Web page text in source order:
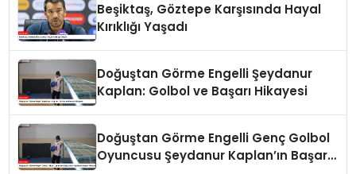
Beşiktaş, Göztepe Karşısında Hayal
Kırıklığı Yaşadı
Doğuştan Görme Engelli Şeydanur
Kaplan: Golbol ve Başarı Hikayesi
Doğuştan Görme Engelli Genç Golbol
Oyuncusu Şeydanur Kaplan’ın Başarı